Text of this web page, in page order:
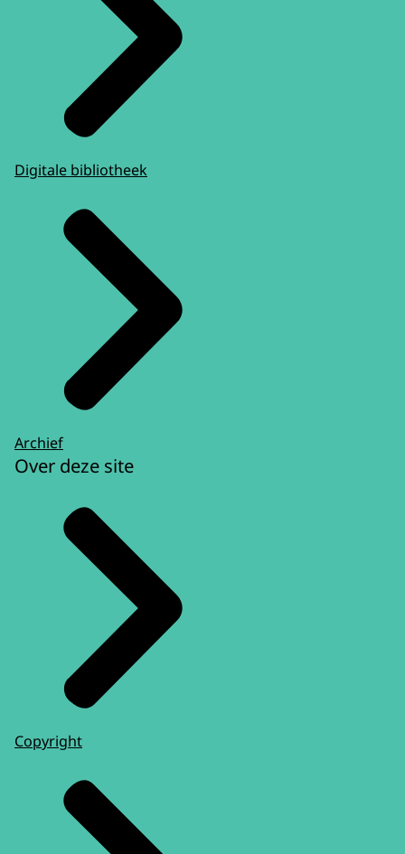
Digitale bibliotheek
Archief
Over deze site
Copyright